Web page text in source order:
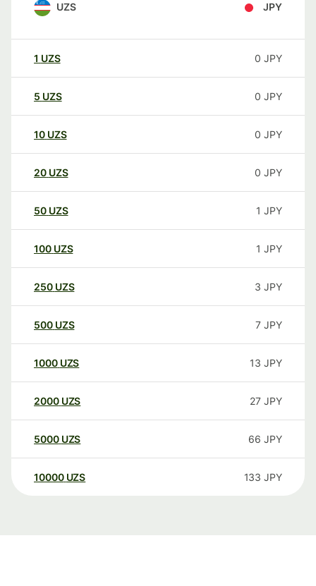
UZS JPY
1 UZS 0 JPY
5 UZS 0 JPY
10 UZS 0 JPY
20 UZS 0 JPY
50 UZS 1 JPY
100 UZS 1 JPY
250 UZS 3 JPY
500 UZS 7 JPY
1000 UZS 13 JPY
2000 UZS 27 JPY
5000 UZS 66 JPY
10000 UZS 133 JPY